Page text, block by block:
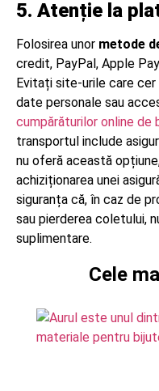
5. Atenție la
Folosirea unor metode
credit, PayPal, Apple
Evitați site-urile care
date personale sau
cumpărăturilor online de
transportul include
nu oferă această
achiziționarea unei
siguranța că, în caz de
sau pierderea coletului,
suplimentare.
Cele